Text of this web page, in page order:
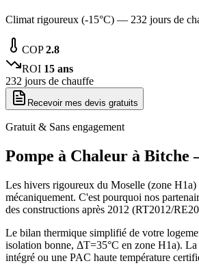
Climat rigoureux (-15°C) — 232 jours de
COP2.8
ROI 15 ans
232 jours de chauffe
Recevoir mes devis gratuits
Gratuit & Sans engagement
Pompe à Chaleur à Bitche
Les hivers rigoureux du Moselle (zone H1a)
mécaniquement. C'est pourquoi nos
des constructions après 2012 (RT2012/
Le bilan thermique simplifié de votre
isolation bonne, ΔT=35°C en zone H1a). La
intégré ou une PAC haute température